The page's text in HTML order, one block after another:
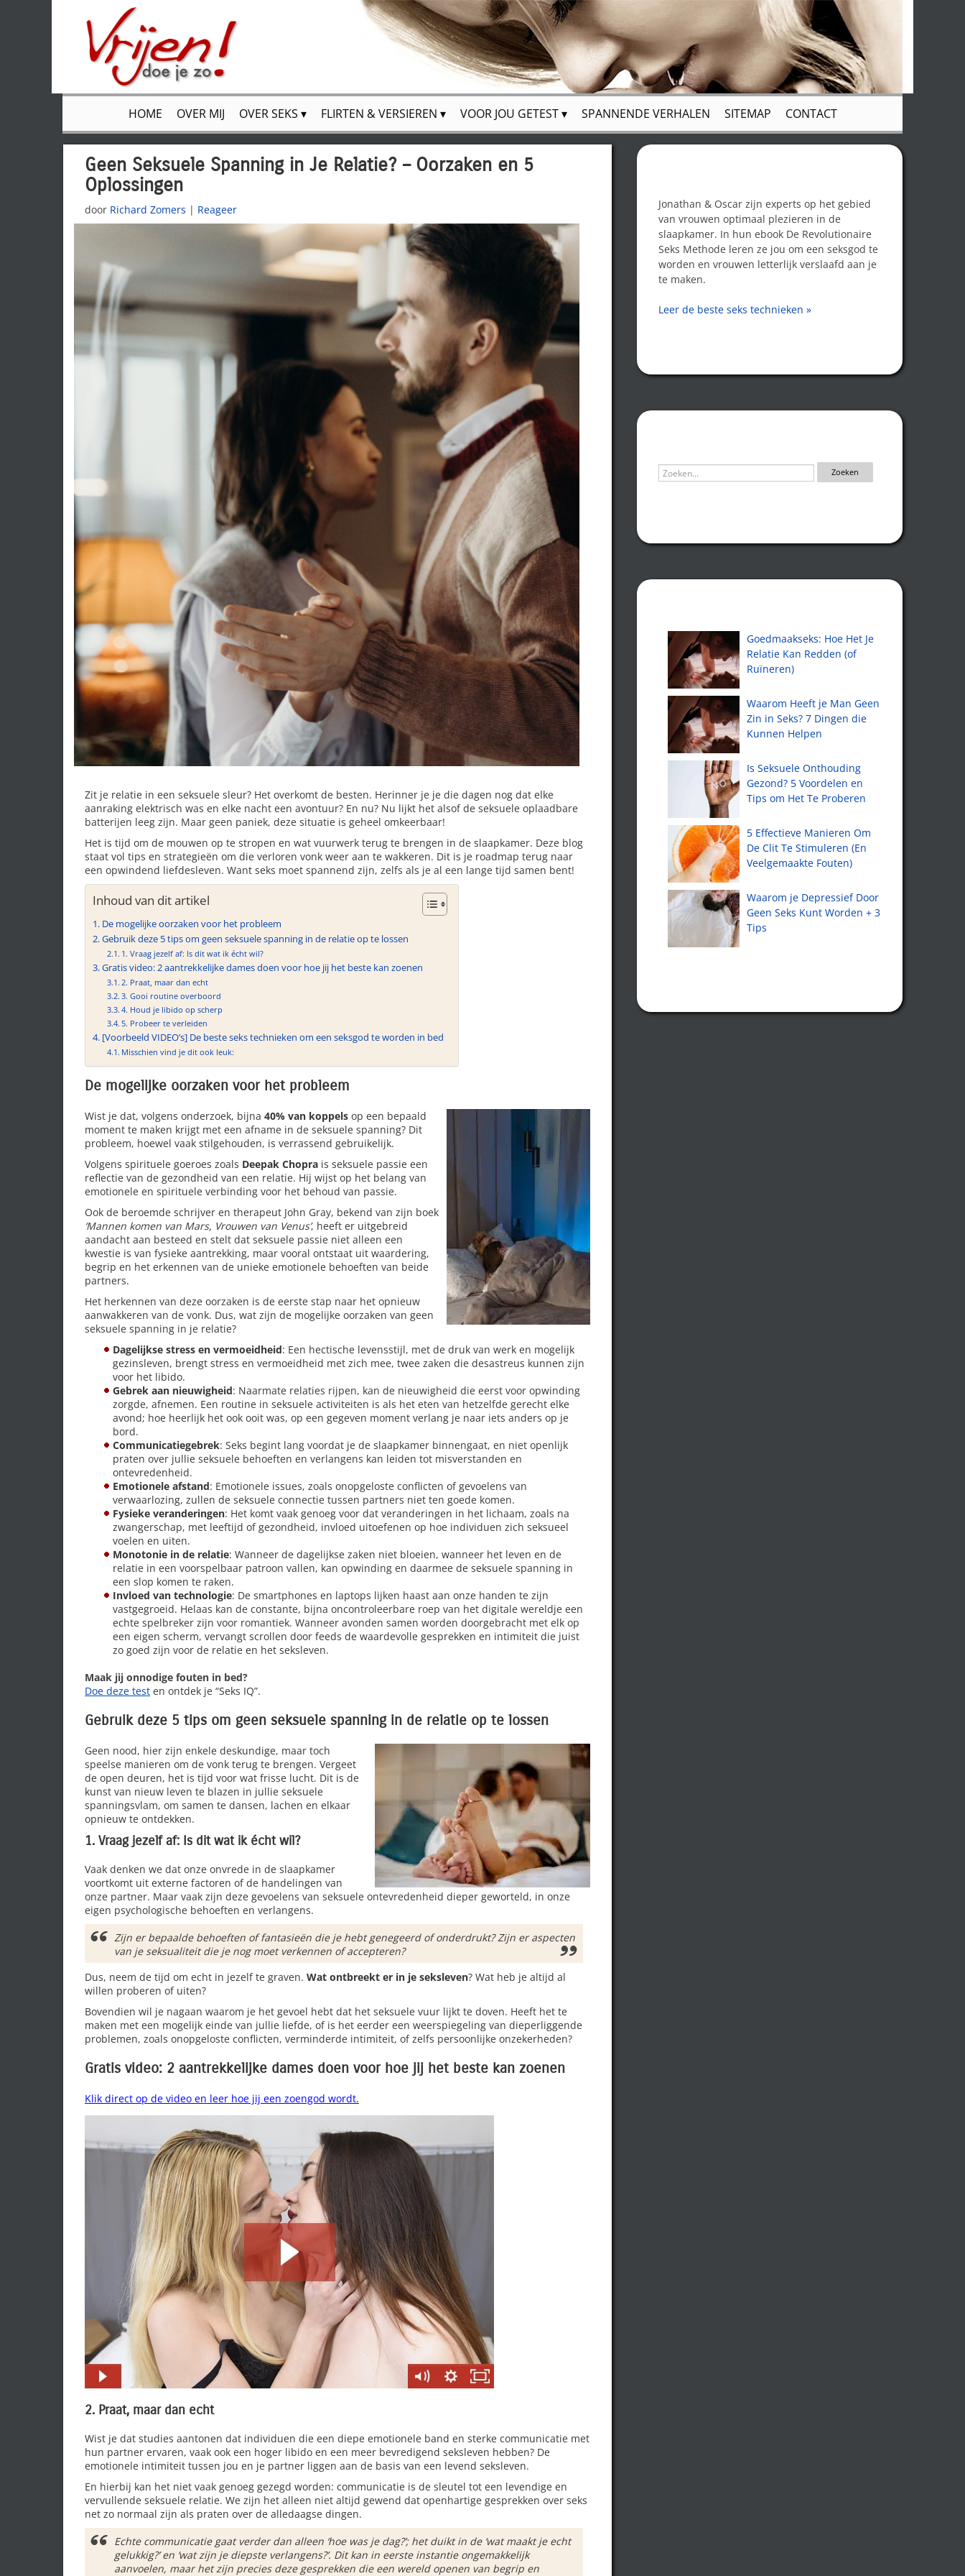
HOME OVER MIJ OVER SEKS FLIRTEN & VERSIEREN VOOR JOU GETEST SPANNENDE VERHALEN SITEMAP CONTACT
Geen Seksuele Spanning in Je Relatie? – Oorzaken en 5
Oplossingen
door Richard Zomers | Reageer
Zit je relatie in een seksuele sleur? Het overkomt de besten. Herinner je je die dagen nog dat elke
aanraking elektrisch was en elke nacht een avontuur? En nu? Nu lijkt het alsof de seksuele oplaadbare
batterijen leeg zijn. Maar geen paniek, deze situatie is geheel omkeerbaar!
Het is tijd om de mouwen op te stropen en wat vuurwerk terug te brengen in de slaapkamer. Deze blog
staat vol tips en strategieën om die verloren vonk weer aan te wakkeren. Dit is je roadmap terug naar
een opwindend liefdesleven. Want seks moet spannend zijn, zelfs als je al een lange tijd samen bent!
Inhoud van dit artikel
De mogelijke oorzaken voor het probleem
Gebruik deze 5 tips om geen seksuele spanning in de relatie op te lossen
1. Vraag jezelf af: Is dit wat ik écht wil?
Gratis video: 2 aantrekkelijke dames doen voor hoe jij het beste kan zoenen
2. Praat, maar dan echt
3. Gooi routine overboord
4. Houd je libido op scherp
5. Probeer te verleiden
[Voorbeeld VIDEO’s] De beste seks technieken om een seksgod te worden in bed
Misschien vind je dit ook leuk:
De mogelijke oorzaken voor het probleem
Wist je dat, volgens onderzoek, bijna 40% van koppels op een bepaald
moment te maken krijgt met een afname in de seksuele spanning? Dit
probleem, hoewel vaak stilgehouden, is verrassend gebruikelijk.
Volgens spirituele goeroes zoals Deepak Chopra is seksuele passie een
reflectie van de gezondheid van een relatie. Hij wijst op het belang van
emotionele en spirituele verbinding voor het behoud van passie.
Ook de beroemde schrijver en therapeut John Gray, bekend van zijn boek
‘Mannen komen van Mars, Vrouwen van Venus’, heeft er uitgebreid
aandacht aan besteed en stelt dat seksuele passie niet alleen een
kwestie is van fysieke aantrekking, maar vooral ontstaat uit waardering,
begrip en het erkennen van de unieke emotionele behoeften van beide
partners.
Het herkennen van deze oorzaken is de eerste stap naar het opnieuw
aanwakkeren van de vonk. Dus, wat zijn de mogelijke oorzaken van geen
seksuele spanning in je relatie?
Dagelijkse stress en vermoeidheid: Een hectische levensstijl, met de druk van werk en mogelijk
gezinsleven, brengt stress en vermoeidheid met zich mee, twee zaken die desastreus kunnen zijn
voor het libido.
Gebrek aan nieuwigheid: Naarmate relaties rijpen, kan de nieuwigheid die eerst voor opwinding
zorgde, afnemen. Een routine in seksuele activiteiten is als het eten van hetzelfde gerecht elke
avond; hoe heerlijk het ook ooit was, op een gegeven moment verlang je naar iets anders op je
bord.
Communicatiegebrek: Seks begint lang voordat je de slaapkamer binnengaat, en niet openlijk
praten over jullie seksuele behoeften en verlangens kan leiden tot misverstanden en
ontevredenheid.
Emotionele afstand: Emotionele issues, zoals onopgeloste conflicten of gevoelens van
verwaarlozing, zullen de seksuele connectie tussen partners niet ten goede komen.
Fysieke veranderingen: Het komt vaak genoeg voor dat veranderingen in het lichaam, zoals na
zwangerschap, met leeftijd of gezondheid, invloed uitoefenen op hoe individuen zich seksueel
voelen en uiten.
Monotonie in de relatie: Wanneer de dagelijkse zaken niet bloeien, wanneer het leven en de
relatie in een voorspelbaar patroon vallen, kan opwinding en daarmee de seksuele spanning in
een slop komen te raken.
Invloed van technologie: De smartphones en laptops lijken haast aan onze handen te zijn
vastgegroeid. Helaas kan de constante, bijna oncontroleerbare roep van het digitale wereldje een
echte spelbreker zijn voor romantiek. Wanneer avonden samen worden doorgebracht met elk op
een eigen scherm, vervangt scrollen door feeds de waardevolle gesprekken en intimiteit die juist
zo goed zijn voor de relatie en het seksleven.
Maak jij onnodige fouten in bed?
Doe deze test en ontdek je “Seks IQ”.
Gebruik deze 5 tips om geen seksuele spanning in de relatie op te lossen
Geen nood, hier zijn enkele deskundige, maar toch
speelse manieren om de vonk terug te brengen. Vergeet
de open deuren, het is tijd voor wat frisse lucht. Dit is de
kunst van nieuw leven te blazen in jullie seksuele
spanningsvlam, om samen te dansen, lachen en elkaar
opnieuw te ontdekken.
1. Vraag jezelf af: Is dit wat ik écht wil?
Vaak denken we dat onze onvrede in de slaapkamer
voortkomt uit externe factoren of de handelingen van
onze partner. Maar vaak zijn deze gevoelens van seksuele ontevredenheid dieper geworteld, in onze
eigen psychologische behoeften en verlangens.
Zijn er bepaalde behoeften of fantasieën die je hebt genegeerd of onderdrukt? Zijn er aspecten
van je seksualiteit die je nog moet verkennen of accepteren?
Dus, neem de tijd om echt in jezelf te graven. Wat ontbreekt er in je seksleven? Wat heb je altijd al
willen proberen of uiten?
Bovendien wil je nagaan waarom je het gevoel hebt dat het seksuele vuur lijkt te doven. Heeft het te
maken met een mogelijk einde van jullie liefde, of is het eerder een weerspiegeling van dieperliggende
problemen, zoals onopgeloste conflicten, verminderde intimiteit, of zelfs persoonlijke onzekerheden?
Gratis video: 2 aantrekkelijke dames doen voor hoe jij het beste kan zoenen
Klik direct op de video en leer hoe jij een zoengod wordt.
2. Praat, maar dan echt
Wist je dat studies aantonen dat individuen die een diepe emotionele band en sterke communicatie met
hun partner ervaren, vaak ook een hoger libido en een meer bevredigend seksleven hebben? De
emotionele intimiteit tussen jou en je partner liggen aan de basis van een levend seksleven.
En hierbij kan het niet vaak genoeg gezegd worden: communicatie is de sleutel tot een levendige en
vervullende seksuele relatie. We zijn het alleen niet altijd gewend dat openhartige gesprekken over seks
net zo normaal zijn als praten over de alledaagse dingen.
Echte communicatie gaat verder dan alleen ‘hoe was je dag?’; het duikt in de ‘wat maakt je echt
gelukkig?’ en ‘wat zijn je diepste verlangens?’. Dit kan in eerste instantie ongemakkelijk
aanvoelen, maar het zijn precies deze gesprekken die een wereld openen van begrip en
Jonathan & Oscar zijn experts op het gebied
van vrouwen optimaal plezieren in de
slaapkamer. In hun ebook De Revolutionaire
Seks Methode leren ze jou om een seksgod te
worden en vrouwen letterlijk verslaafd aan je
te maken.
Leer de beste seks technieken »
Goedmaakseks: Hoe Het Je
Relatie Kan Redden (of
Ruïneren)
Waarom Heeft je Man Geen
Zin in Seks? 7 Dingen die
Kunnen Helpen
Is Seksuele Onthouding
Gezond? 5 Voordelen en
Tips om Het Te Proberen
5 Effectieve Manieren Om
De Clit Te Stimuleren (En
Veelgemaakte Fouten)
Waarom je Depressief Door
Geen Seks Kunt Worden + 3
Tips